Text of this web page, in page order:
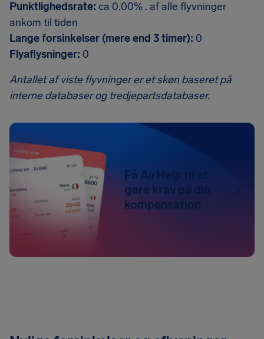
Punktlighedsrate: ca 0.00% . af alle flyvninger
ankom til tiden
Lange forsinkelser (mere end 3 timer): 0
Flyaflysninger: 0
Antallet af viste flyvninger er et skøn baseret på
interne databaser og tredjepartsdatabaser.
Få AirHelp til at
gøre krav på din
kompensation